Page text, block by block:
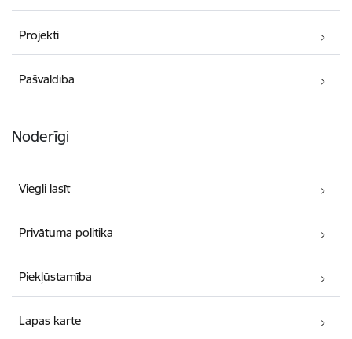
Projekti
Pašvaldība
Noderīgi
Viegli lasīt
Privātuma politika
Piekļūstamība
Lapas karte